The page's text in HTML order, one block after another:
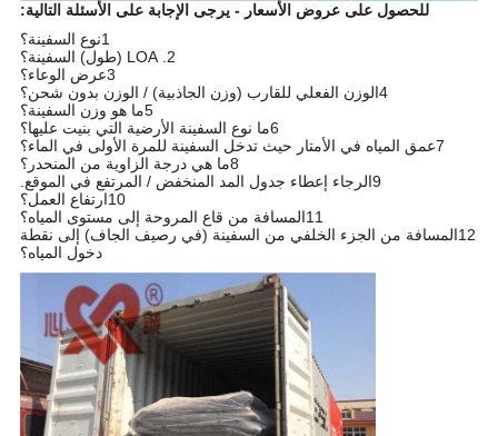
للحصول على عروض الأسعار - يرجى الإجابة على الأسئلة التالية:
1نوع السفينة؟
2. LOA (طول) السفينة؟
3عرض الوعاء؟
4الوزن الفعلي للقارب (وزن الجاذبية) / الوزن بدون شحن؟
5ما هو وزن السفينة؟
6ما نوع السفينة الأرضية التي بنيت عليها؟
7عمق المياه في الأمتار حيث تدخل السفينة للمرة الأولى في الماء؟
8ما هي درجة الزاوية من المنحدر؟
9الرجاء إعطاء جدول المد المنخفض / المرتفع في الموقع.
10ارتفاع العمل؟
11المسافة من قاع المروحة إلى مستوى المياه؟
12المسافة من الجزء الخلفي من السفينة (في رصيف الجاف) إلى نقطة
دخول المياه؟